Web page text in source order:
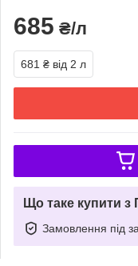
685 ₴/л
681 ₴ від 2 л
Що таке купити з
Замовлення під